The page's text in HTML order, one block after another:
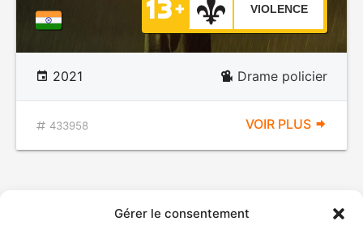
Gérer le consentement
VIOLENCE
2021 Drame policier
433958 VOIR PLUS